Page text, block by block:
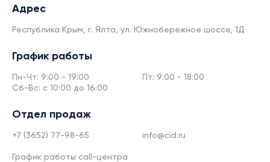
Адрес
Республика Крым, г. Ялта, ул. Южнобережное шоссе, 1Д
График работы
Пн-Чт: 9:00 - 19:00
Пт: 9:00 - 18:00
Сб-Вс: с 10:00 до 16:00
Отдел продаж
+7 (3652) 77-98-65 info@cid.ru
График работы call-центра